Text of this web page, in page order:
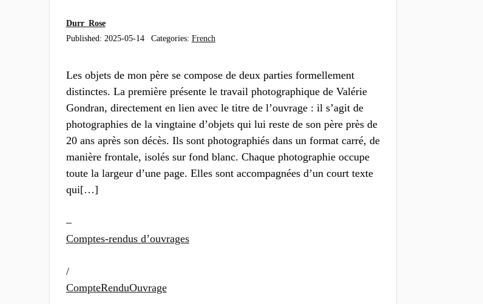
Durr_Rose
Published: 2025-05-14 Categories: French
Les objets de mon père se compose de deux parties formellement
distinctes. La première présente le travail photographique de Valérie
Gondran, directement en lien avec le titre de l’ouvrage : il s’agit de
photographies de la vingtaine d’objets qui lui reste de son père près de
20 ans après son décès. Ils sont photographiés dans un format carré, de
manière frontale, isolés sur fond blanc. Chaque photographie occupe
toute la largeur d’une page. Elles sont accompagnées d’un court texte
qui[…]
–
Comptes-rendus d’ouvrages
/
CompteRenduOuvrage